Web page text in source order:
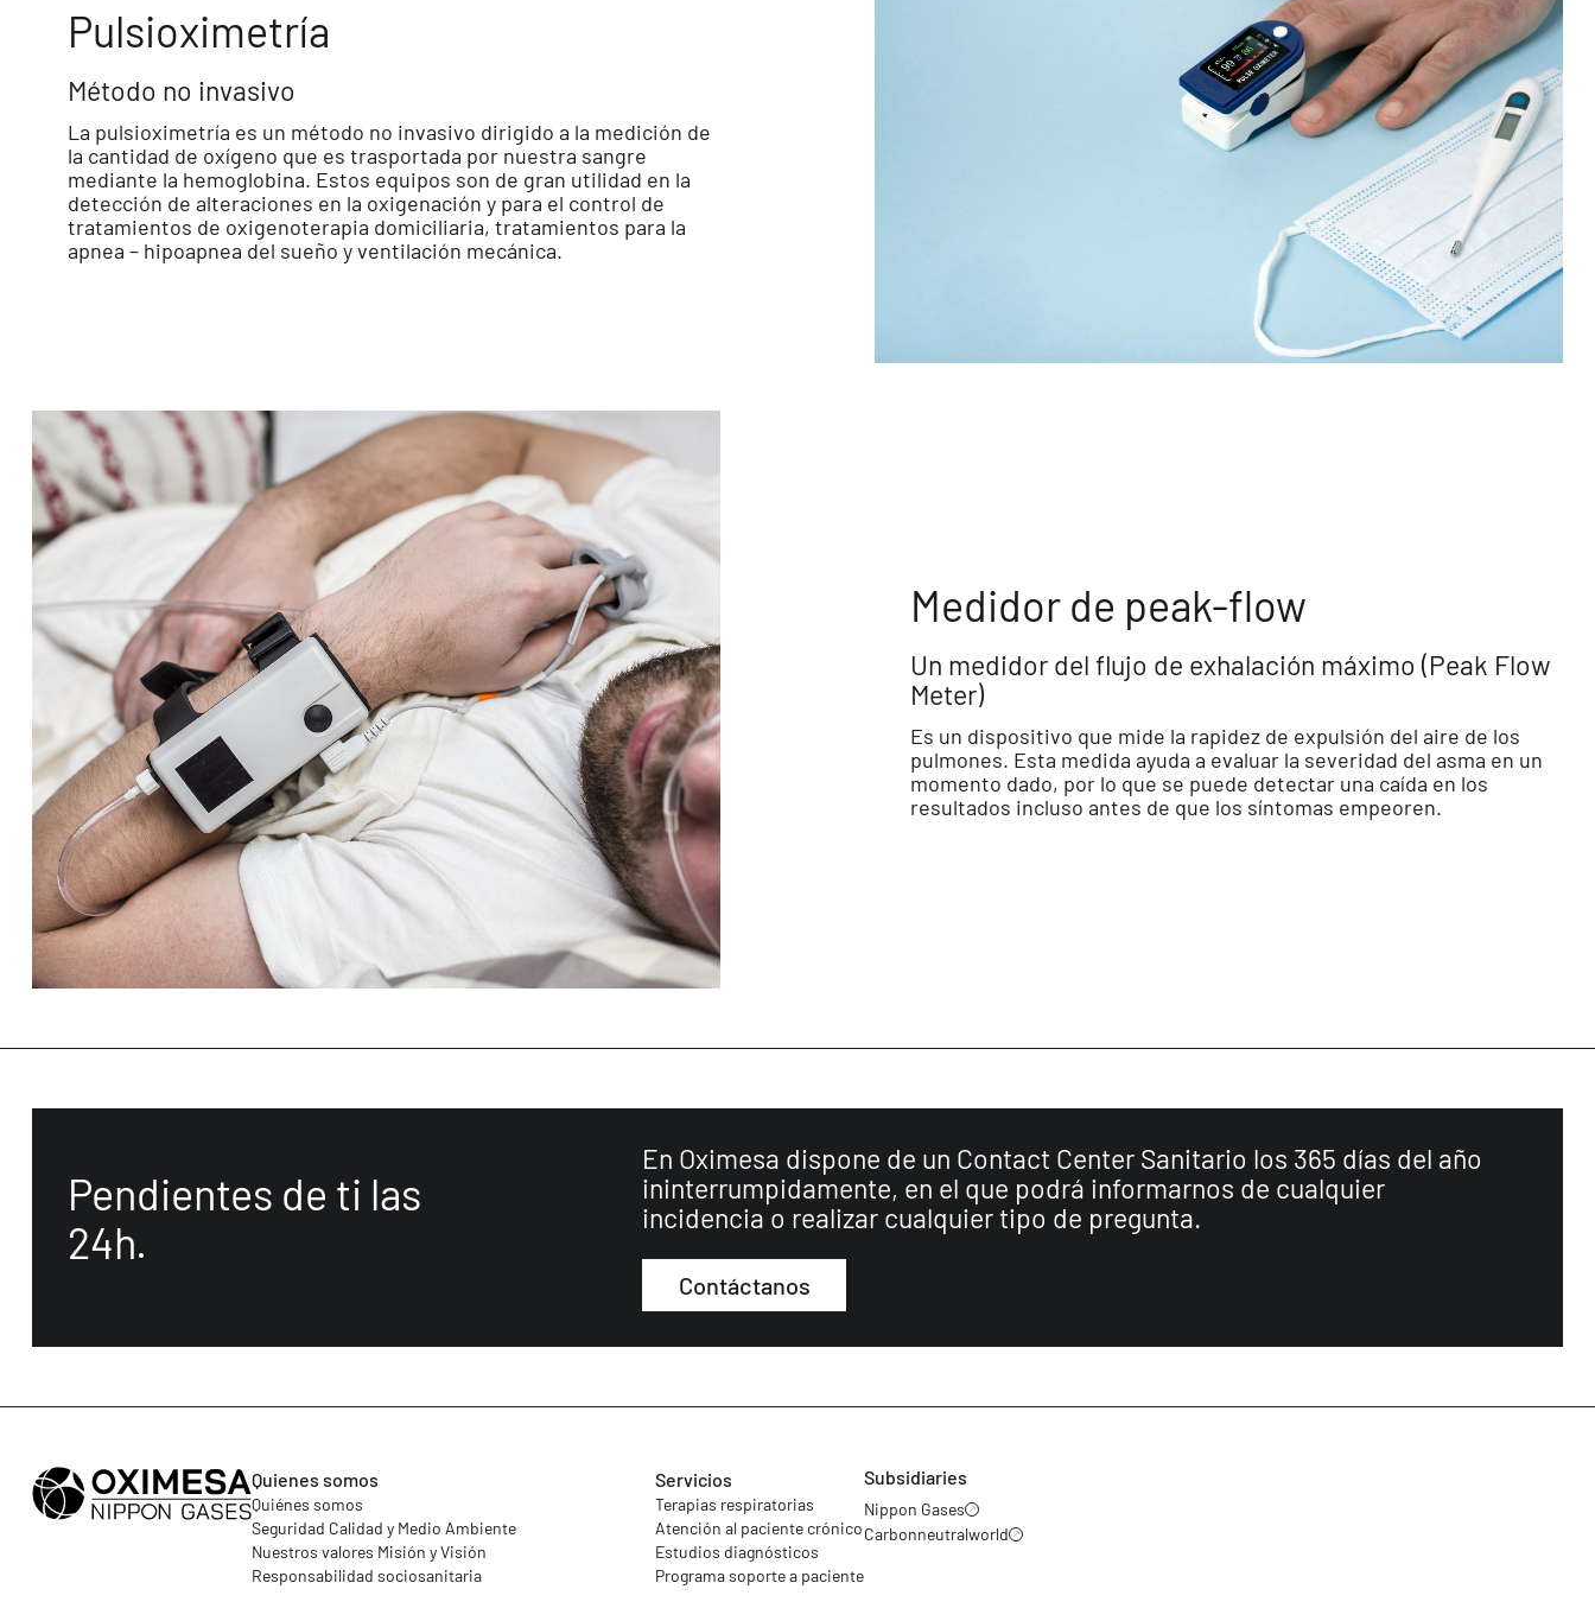
Pulsioximetría
Método no invasivo
La pulsioximetría es un método no invasivo dirigido a la medición de
la cantidad de oxígeno que es trasportada por nuestra sangre
mediante la hemoglobina. Estos equipos son de gran utilidad en la
detección de alteraciones en la oxigenación y para el control de
tratamientos de oxigenoterapia domiciliaria, tratamientos para la
apnea – hipoapnea del sueño y ventilación mecánica.
Medidor de peak-flow
Un medidor del flujo de exhalación máximo (Peak Flow
Meter)
Es un dispositivo que mide la rapidez de expulsión del aire de los
pulmones. Esta medida ayuda a evaluar la severidad del asma en un
momento dado, por lo que se puede detectar una caída en los
resultados incluso antes de que los síntomas empeoren.
Pendientes de ti las
24h.
En Oximesa dispone de un Contact Center Sanitario los 365 días del año
ininterrumpidamente, en el que podrá informarnos de cualquier
incidencia o realizar cualquier tipo de pregunta.
Contáctanos
Quienes somos
Quiénes somos
Seguridad Calidad y Medio Ambiente
Nuestros valores Misión y Visión
Responsabilidad sociosanitaria
Servicios
Terapias respiratorias
Atención al paciente crónico
Estudios diagnósticos
Programa soporte a paciente
Subsidiaries
Nippon Gases
Carbonneutralworld